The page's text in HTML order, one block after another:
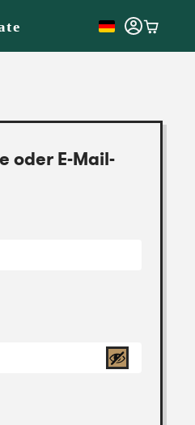
oder E-Mail-